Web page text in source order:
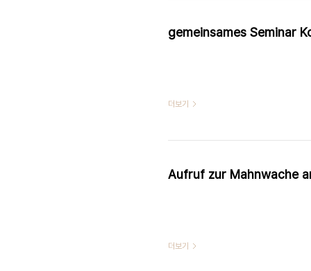
더보기
Aufruf zur Mahnwache
더보기